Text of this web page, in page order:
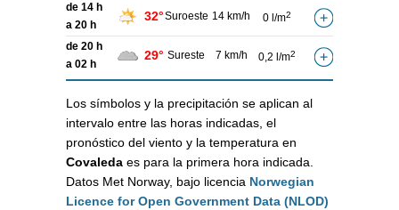
de 14 h
a 20 h
32°Suroeste 14 km/h 0 l/m2
de 20 h
a 02 h
29° Sureste 7 km/h 0,2 l/m2
Los símbolos y la precipitación se aplican al
intervalo entre las horas indicadas, el
pronóstico del viento y la temperatura en
Covaleda es para la primera hora indicada.
Datos Met Norway, bajo licencia Norwegian
Licence for Open Government Data (NLOD)